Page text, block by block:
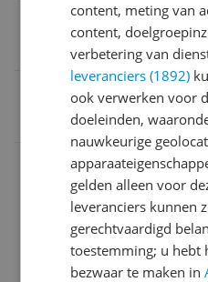
Maximale batterijduur
0017817846172
Algemene
content, meting van
content,
verbetering van
leveranciers (1892)
ook verwerken voor
doeleinden,
nauwkeurige
gelden alleen voor
leveranciers kunnen
gerechtvaardigd
toestemming; u hebt
bezwaar te maken in